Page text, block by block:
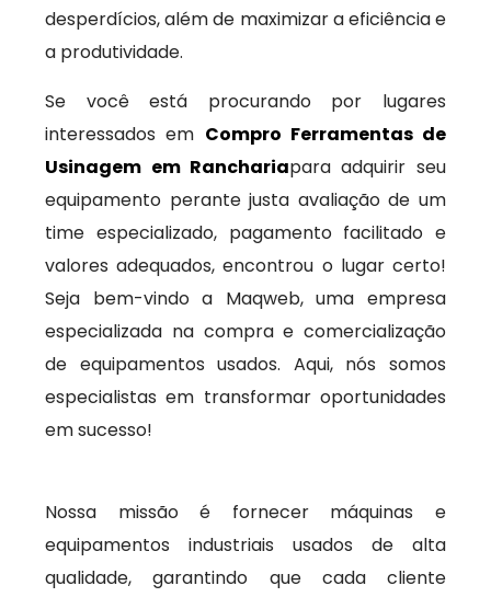
desperdícios, além de maximizar a eficiência e
a produtividade.
Se você está procurando por lugares
interessados em Compro Ferramentas de
Usinagem em Ranchariapara adquirir seu
equipamento perante justa avaliação de um
time especializado, pagamento facilitado e
valores adequados, encontrou o lugar certo!
Seja bem-vindo a Maqweb, uma empresa
especializada na compra e comercialização
de equipamentos usados. Aqui, nós somos
especialistas em transformar oportunidades
em sucesso!
Nossa missão é fornecer máquinas e
equipamentos industriais usados de alta
qualidade, garantindo que cada cliente